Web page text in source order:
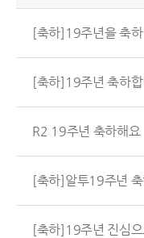
[축하]19주년을 축
[축하]19주년 축하
R2 19주년 축하해요
[축하]알투19주년
[축하]19주년 진심